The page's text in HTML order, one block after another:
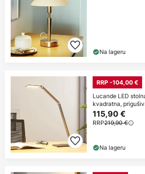
Na lageru
RRP -104,00 €
Lucande LED
kvadratna,
115,90 €
RRP219,90 €
Na lageru